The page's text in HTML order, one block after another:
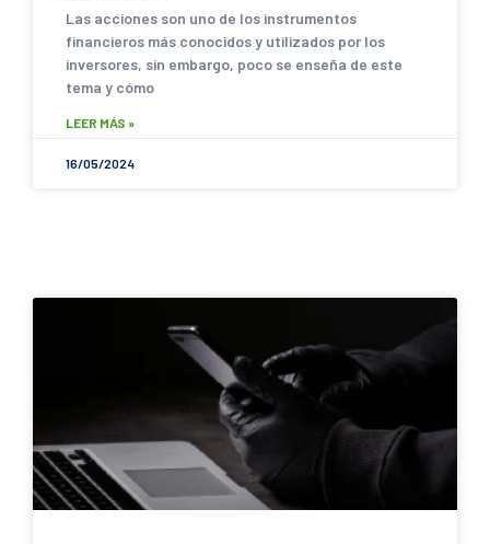
Las acciones son uno de los instrumentos
financieros más conocidos y utilizados por los
inversores, sin embargo, poco se enseña de este
tema y cómo
LEER MÁS »
16/05/2024